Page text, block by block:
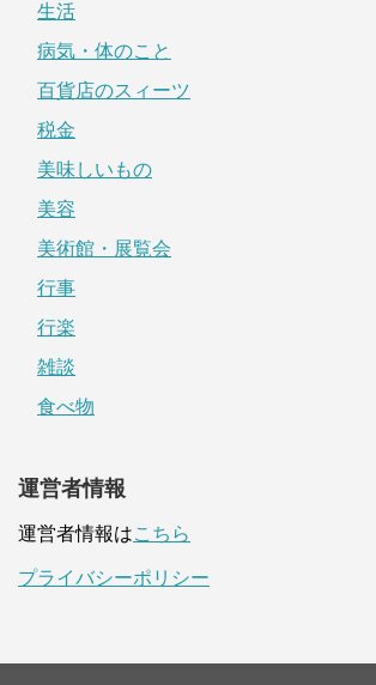
生活
病気・体のこと
百貨店のスィーツ
税金
美味しいもの
美容
美術館・展覧会
行事
行楽
雑談
食べ物
運営者情報
運営者情報はこちら
プライバシーポリシー